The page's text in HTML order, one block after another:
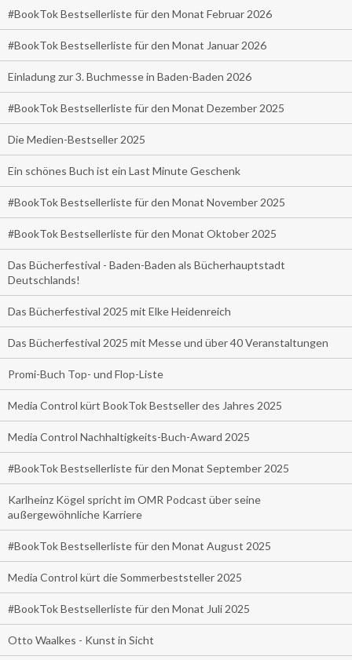
#BookTok Bestsellerliste für den Monat Februar 2026
#BookTok Bestsellerliste für den Monat Januar 2026
Einladung zur 3. Buchmesse in Baden-Baden 2026
#BookTok Bestsellerliste für den Monat Dezember 2025
Die Medien-Bestseller 2025
Ein schönes Buch ist ein Last Minute Geschenk
#BookTok Bestsellerliste für den Monat November 2025
#BookTok Bestsellerliste für den Monat Oktober 2025
Das Bücherfestival - Baden-Baden als Bücherhauptstadt
Deutschlands!
Das Bücherfestival 2025 mit Elke Heidenreich
Das Bücherfestival 2025 mit Messe und über 40 Veranstaltungen
Promi-Buch Top- und Flop-Liste
Media Control kürt BookTok Bestseller des Jahres 2025
Media Control Nachhaltigkeits-Buch-Award 2025
#BookTok Bestsellerliste für den Monat September 2025
Karlheinz Kögel spricht im OMR Podcast über seine
außergewöhnliche Karriere
#BookTok Bestsellerliste für den Monat August 2025
Media Control kürt die Sommerbeststeller 2025
#BookTok Bestsellerliste für den Monat Juli 2025
Otto Waalkes - Kunst in Sicht